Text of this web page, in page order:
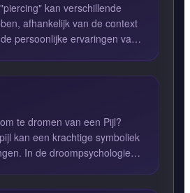
kan verschillende
afhankelijk van de context
persoonlijke ervaringen van
te dromen van een Pijl?
kan een krachtige symboliek
In de droompsychologie